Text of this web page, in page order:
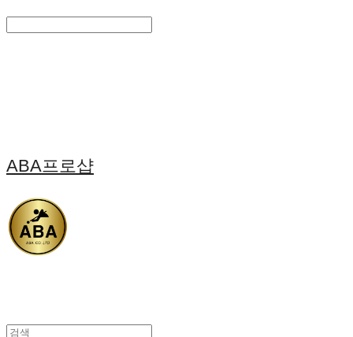
ABA프로샵